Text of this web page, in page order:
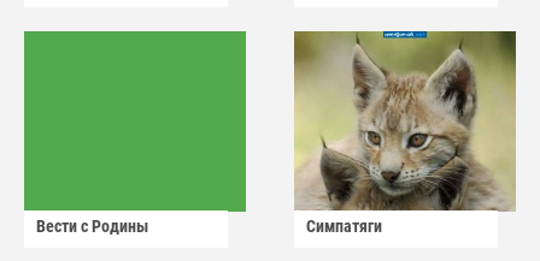
Вести с Родины Симпатяги